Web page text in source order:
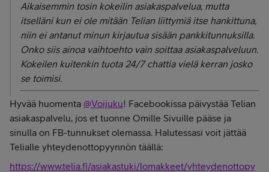
Aikaisemmin tosin kokeilin asiakaspalvelua, mutta
itselläni kun ei ole mitään Telian liittymiä itse hankittuna,
niin ei antanut minun kirjautua sisään pankkitunnuksilla.
Onko siis ainoa vaihtoehto vain soittaa asiakaspalveluun.
Kokeilen kuitenkin tuota 24/7 chattia vielä kerran josko
se toimisi.
Hyvää huomenta @Voijuku! Facebookissa päivystää Telian
asiakaspalvelu, jos et tuonne Omille Sivuille pääse ja
sinulla on FB-tunnukset olemassa. Halutessasi voit jättää
Telialle yhteydenottopyynnön täällä:
https://www.telia.fi/asiakastuki/lomakkeet/yhteydenottopy